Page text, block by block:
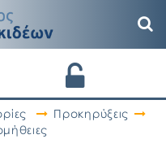
Προκηρύξεις